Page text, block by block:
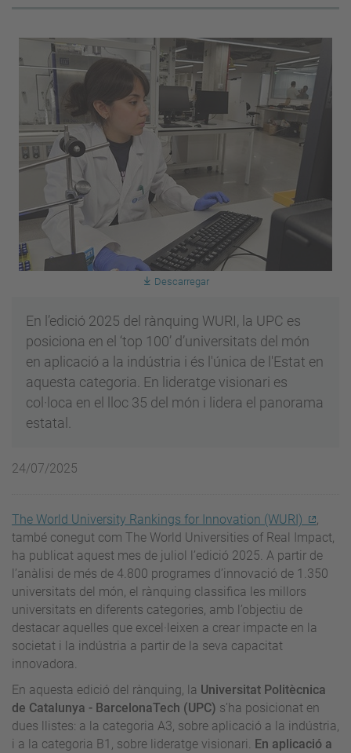
Descarregar
En l’edició 2025 del rànquing WURI, la UPC es
posiciona en el ‘top 100’ d’universitats del món
en aplicació a la indústria i és l'única de l'Estat en
aquesta categoria. En lideratge visionari es
col·loca en el lloc 35 del món i lidera el panorama
estatal.
24/07/2025
The World University Rankings for Innovation (WURI)
,
també conegut com The World Universities of Real Impact,
ha publicat aquest mes de juliol l’edició 2025. A partir de
l’anàlisi de més de 4.800 programes d’innovació de 1.350
universitats del món, el rànquing classifica les millors
universitats en diferents categories, amb l’objectiu de
destacar aquelles que excel·leixen a crear impacte en la
societat i la indústria a partir de la seva capacitat
innovadora.
En aquesta edició del rànquing, la Universitat Politècnica
de Catalunya - BarcelonaTech (UPC) s’ha posicionat en
dues llistes: a la categoria A3, sobre aplicació a la indústria,
i a la categoria B1, sobre lideratge visionari. En aplicació a